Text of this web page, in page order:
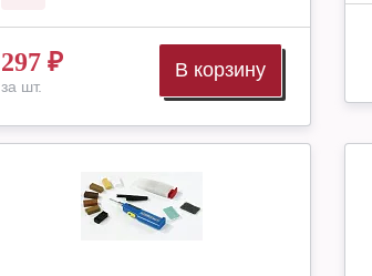
297 ₽
за шт.
В корзину